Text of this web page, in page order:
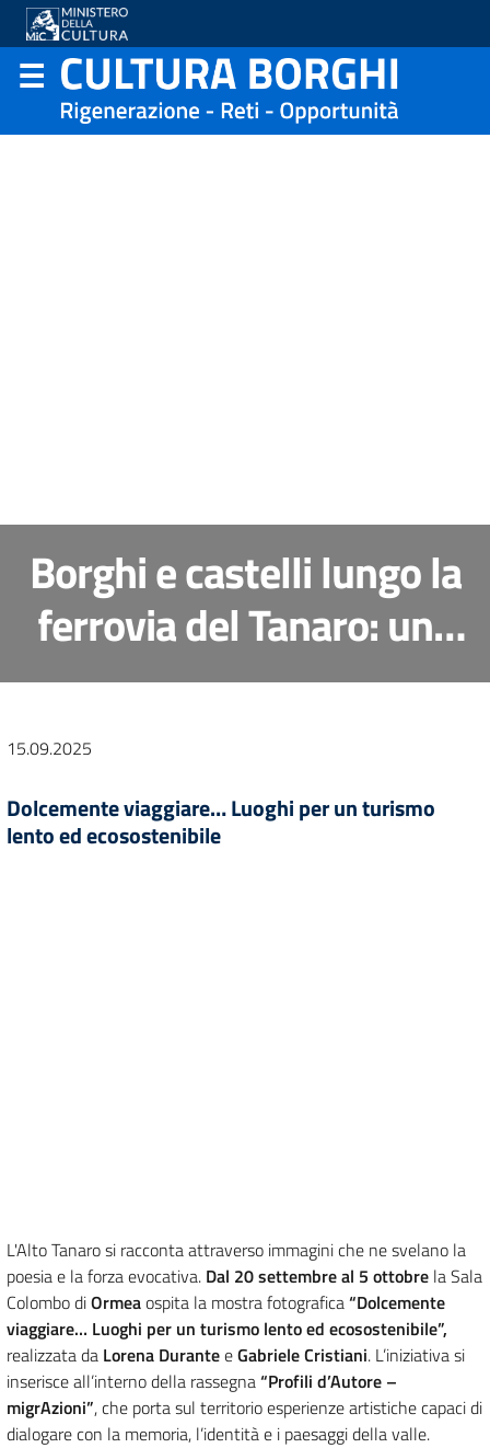
Borghi e castelli lungo la
ferrovia del Tanaro: una
proposta di
rigenerazione culturale e
sociale tra storia e
paesaggio
15.09.2025
Dolcemente viaggiare… Luoghi per un turismo
lento ed ecosostenibile
L'Alto Tanaro si racconta attraverso immagini che ne svelano la
poesia e la forza evocativa. Dal 20 settembre al 5 ottobre la Sala
Colombo diOrmeaospita la mostra fotografica“Dolcemente
viaggiare… Luoghi per un turismo lento ed ecosostenibile”,
realizzata da Lorena DuranteeGabriele Cristiani. L’iniziativa si
inserisce all’interno della rassegna“Profili d’Autore –
migrAzioni”, che porta sul territorio esperienze artistiche capaci di
dialogare con la memoria, l’identità e i paesaggi della valle.